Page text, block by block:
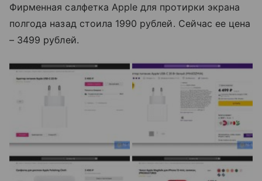
Фирменная салфетка Apple для протирки экрана
полгода назад стоила 1990 рублей. Сейчас ее цена
– 3499 рублей.